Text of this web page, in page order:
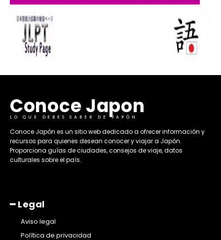
Conoce Japon
LO QUE DEBES SABER DE JAPÓN
​Conoce Japón es un sitio web dedicado a ofrecer información y
recursos para quienes desean conocer y viajar a Japón.
Proporciona guías de ciudades, consejos de viaje, datos
culturales sobre el país. ​
━ Legal
Aviso legal
Política de privacidad